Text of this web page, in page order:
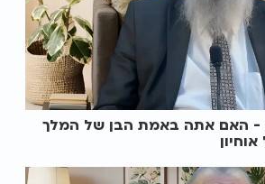
- האם אתה באמת הבן של המלך